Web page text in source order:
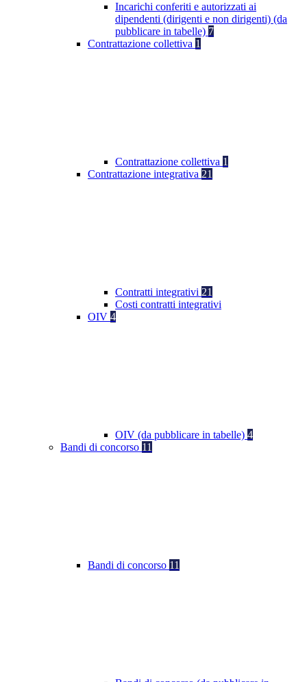
Incarichi conferiti e autorizzati ai
dipendenti (dirigenti e non dirigenti) (da
pubblicare in tabelle) 7
Contrattazione collettiva 1
Contrattazione collettiva 1
Contrattazione integrativa 21
Contratti integrativi 21
Costi contratti integrativi
OIV 4
OIV (da pubblicare in tabelle) 4
Bandi di concorso 11
Bandi di concorso 11